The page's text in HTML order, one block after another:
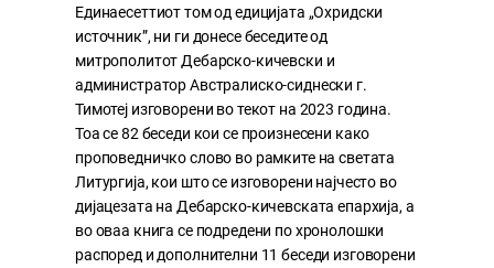
Единаесеттиот том од едициjата „Охридски
источник”, ни ги донесе беседите од
митрополитот Дебарско-кичевски и
администратор Австралиско-сиднески г.
Тимотеј изговорени во текот на 2023 година.
Тоа се 82 беседи кои се произнесени како
проповедничко слово во рамките на светата
Литургиjа, кои што се изговорени наjчесто во
дијацезата на Дебарско-кичевската епархија, а
во оваа книга се подредени по хронолошки
распоред и дополнителни 11 беседи изговорени